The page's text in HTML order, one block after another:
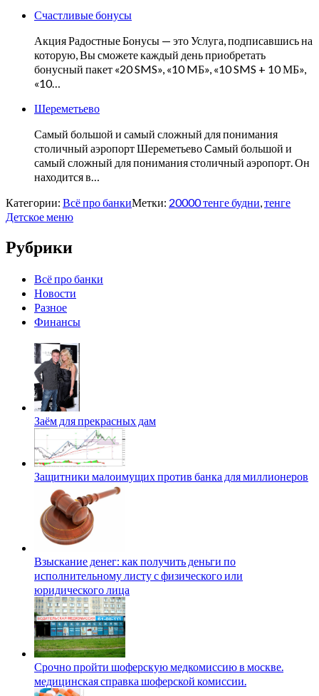
Счастливые бонусы
Акция Радостные Бонусы — это Услуга, подписавшись на
которую, Вы сможете каждый день приобретать
бонусный пакет «20 SMS», «10 MБ», «10 SMS + 10 МБ»,
«10…
Шереметьево
Самый большой и самый сложный для понимания
столичный аэропорт Шереметьево Cамый большой и
самый сложный для понимания столичный аэропорт. Он
находится в…
Категории: Всё про банкиМетки: 20000 тенге будни,тенге
Детское меню
Рубрики
Всё про банки
Новости
Разное
Финансы
Заём для прекрасных дам
Защитники малоимущих против банка для миллионеров
Взыскание денег: как получить деньги по
исполнительному листу с физического или
юридического лица
Срочно пройти шоферскую медкомиссию в москве.
медицинская справка шоферской комиссии.